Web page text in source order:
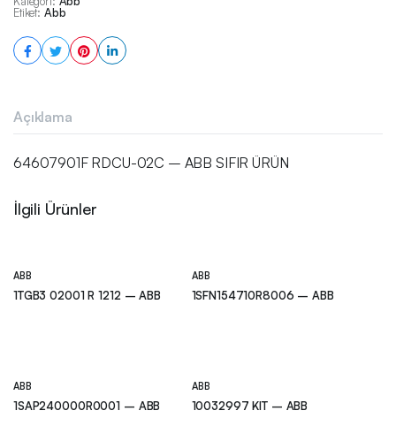
Etiket: Abb
Açıklama
64607901F RDCU-02C – ABB SIFIR ÜRÜN
İlgili Ürünler
ABB
1TGB3 02001 R 1212 – ABB
ABB
1SFN154710R8006 – ABB
ABB
1SAP240000R0001 – ABB
ABB
10032997 KIT – ABB